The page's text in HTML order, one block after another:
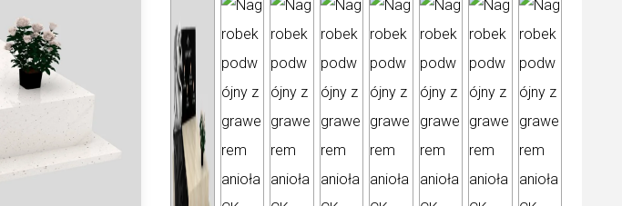
n
a
ti
v
e